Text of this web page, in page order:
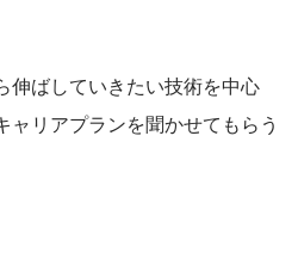
伸ばしていきたい技術を中心
ャリアプランを聞かせてもらう